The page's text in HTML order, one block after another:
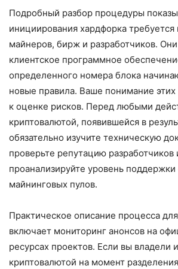
Подробный разбор процедуры
инициирования хардфорка
майнеров, бирж и разработчиков.
клиентское программное
определенного номера блока
новые правила. Ваше понимание
к оценке рисков. Перед любыми
криптовалютой, появившейся в
обязательно изучите техническую
проверьте репутацию разработчиков
проанализируйте уровень
майнинговых пулов.
Практическое описание процесса
включает мониторинг анонсов на
ресурсах проектов. Если вы владели
криптовалютой на момент